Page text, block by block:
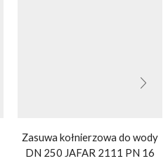
Zasuwa kołnierzowa do wody
DN 250 JAFAR 2111 PN 16